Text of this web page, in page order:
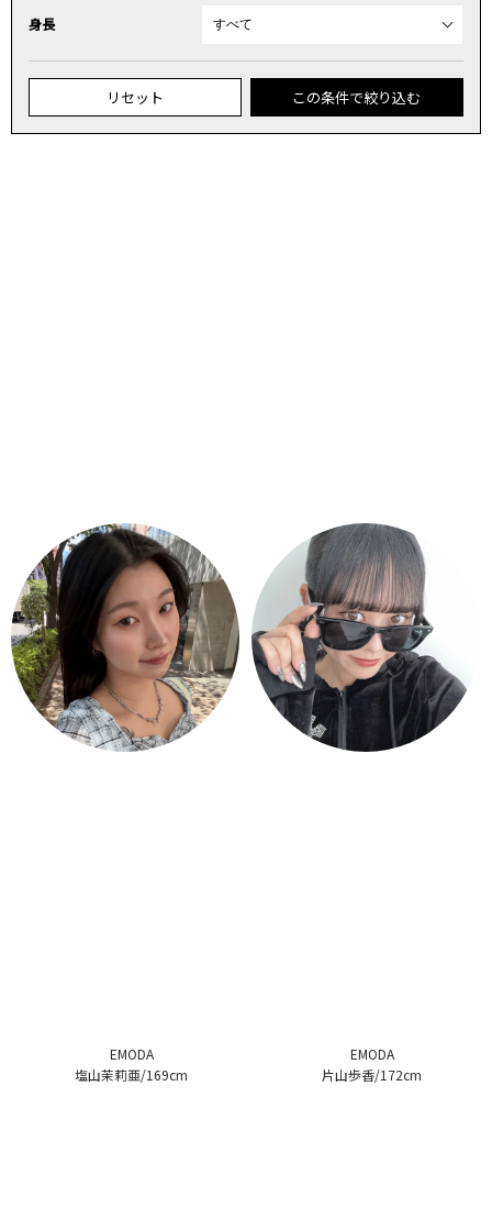
身長
リセット この条件で絞り込む
EMODA
塩山茉莉亜/169cm
EMODA
片山歩香/172cm